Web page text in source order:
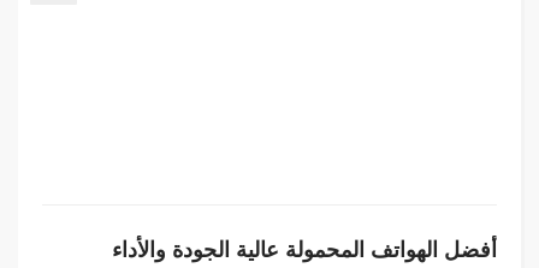
أفضل الهواتف المحمولة عالية الجودة والأداء